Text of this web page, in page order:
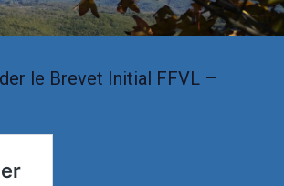
le Brevet Initial FFVL –